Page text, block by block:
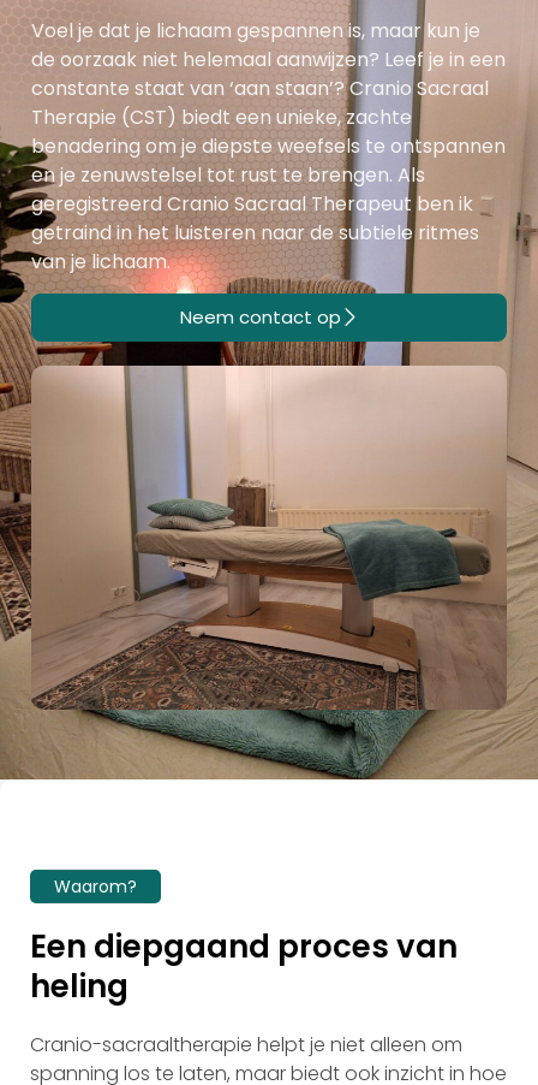
Voel je dat je lichaam gespannen is, maar kun je
de oorzaak niet helemaal aanwijzen? Leef je in een
constante staat van ‘aan staan’? Cranio Sacraal
Therapie (CST) biedt een unieke, zachte
benadering om je diepste weefsels te ontspannen
en je zenuwstelsel tot rust te brengen. Als
geregistreerd Cranio Sacraal Therapeut ben ik
getraind in het luisteren naar de subtiele ritmes
van je lichaam.
Neem contact op
Waarom?
Een diepgaand proces van
heling
Cranio-sacraaltherapie helpt je niet alleen om
spanning los te laten, maar biedt ook inzicht in hoe